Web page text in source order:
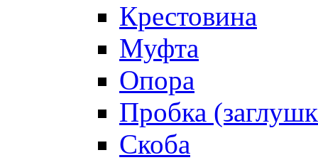
Крестовина
Муфта
Опора
Пробка
Скоба